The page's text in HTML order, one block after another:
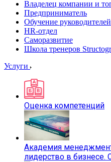
Владелец компании и
Предприниматель
Обучение руководителей
HR-отдел
Саморазвитие
Школа тренеров
Услуги
Оценка компетенций
Академия
лидерство в бизнесе.